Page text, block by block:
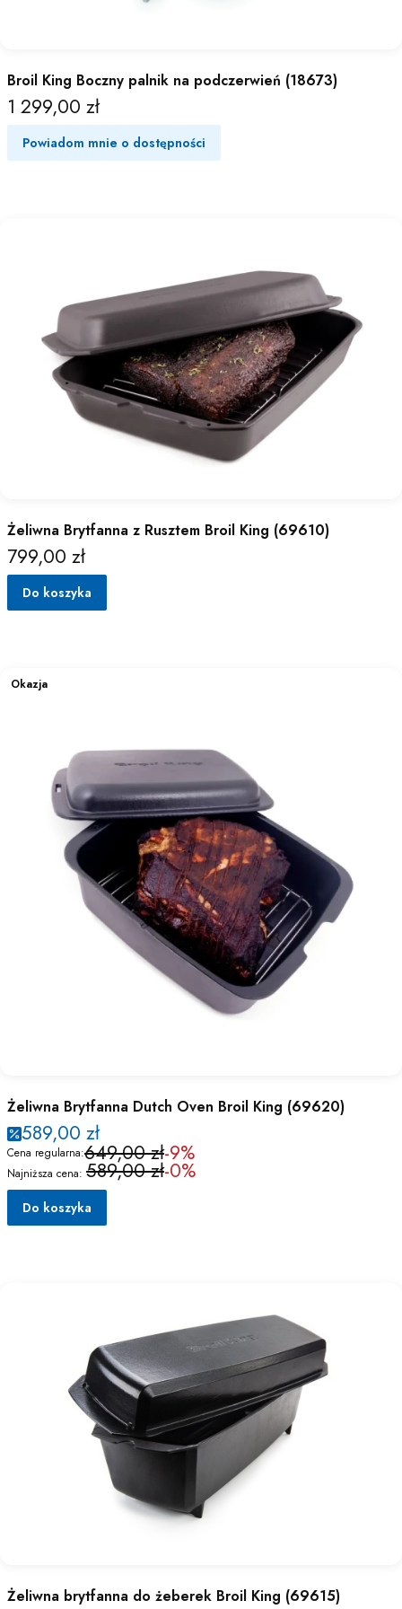
Broil King Boczny palnik na podczerwień (18673)
Cena
1 299,00 zł
Powiadom mnie o dostępności
Żeliwna Brytfanna z Rusztem Broil King (69610)
Cena
799,00 zł
Do koszyka
Okazja
Żeliwna Brytfanna Dutch Oven Broil King (69620)
589,00 zł
Cena regularna:649,00 zł-9%
Najniższa cena: 589,00 zł-0%
Do koszyka
Żeliwna brytfanna do żeberek Broil King (69615)